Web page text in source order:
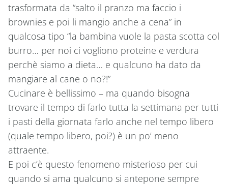
trasformata da “salto il pranzo ma faccio i
brownies e poi li mangio anche a cena” in
qualcosa tipo “la bambina vuole la pasta scotta col
burro… per noi ci vogliono proteine e verdura
perchè siamo a dieta… e qualcuno ha dato da
mangiare al cane o no?!”
Cucinare è bellissimo – ma quando bisogna
trovare il tempo di farlo tutta la settimana per tutti
i pasti della giornata farlo anche nel tempo libero
(quale tempo libero, poi?) è un po’ meno
attraente.
E poi c’è questo fenomeno misterioso per cui
quando si ama qualcuno si antepone sempre